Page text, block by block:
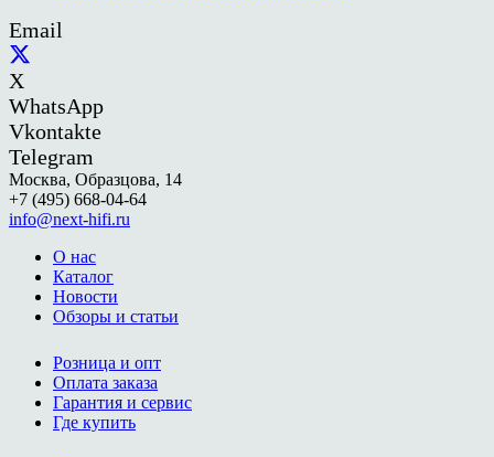
Email
X
WhatsApp
Vkontakte
Telegram
Москва, Образцова, 14
+7 (495) 668-04-64
info@next-hifi.ru
О нас
Каталог
Новости
Обзоры и статьи
Розница и опт
Оплата заказа
Гарантия и сервис
Где купить